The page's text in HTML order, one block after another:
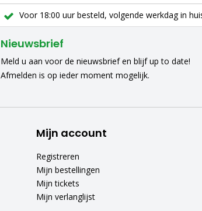
Voor 18:00 uur besteld, volgende werkdag in
Nieuwsbrief
Meld u aan voor de nieuwsbrief en blijf up to date!
Afmelden is op ieder moment mogelijk.
Mijn account
Registreren
Mijn bestellingen
Mijn tickets
Mijn verlanglijst